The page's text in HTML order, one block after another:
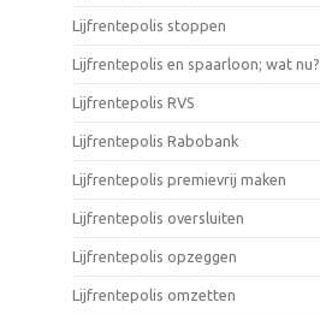
Lijfrentepolis stoppen
Lijfrentepolis en spaarloon; wat nu?
Lijfrentepolis RVS
Lijfrentepolis Rabobank
Lijfrentepolis premievrij maken
Lijfrentepolis oversluiten
Lijfrentepolis opzeggen
Lijfrentepolis omzetten